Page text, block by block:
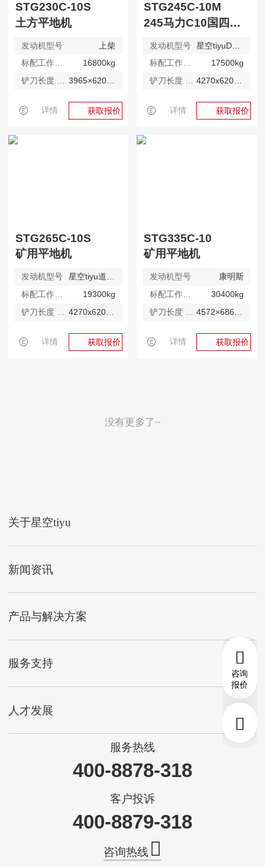
STG230C-10S
土方平地机
发动机型号
上柴
标配工作质量
16800kg
铲刀长度 X 弦高
3965×620 (标配)mm
详情 获取报价
STG245C-10M
245马力C10国四矿用平地机
发动机型号
标配工作质量
17500kg
铲刀长度 X 弦高
4270x620mm
详情 获取报价
STG265C-10S
矿用平地机
发动机型号
星空tiyu道依茨
标配工作质量
19300kg
4270x620mm
详情 获取报价
STG335C-10
矿用平地机
发动机型号
康明斯
标配工作质量
30400kg
详情 获取报价
没有更多了~
关于星空tiyu
新闻资讯
产品与解决方案
服务支持
人才发展
服务热线
400-8878-318
客户投诉
400-8879-318
咨询热线
咨询
报价